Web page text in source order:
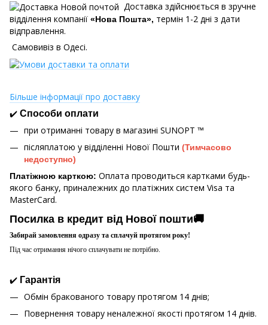
Доставка здійснюється в зручне
відділення компанії «Нова Пошта», термін 1-2 дні з дати
відправлення.
Самовивіз в Одесі.
Більше інформації про доставку
✔️ Способи оплати
при отриманні товару в магазині SUNOPT ™
післяплатою у відділенні Нової Пошти (Тимчасово
недоступно)
Платіжною карткою: Оплата проводиться картками будь-
якого банку, приналежних до платіжних систем Visa та
MasterCard.
Посилка в кредит від Нової пошти🚚
Забирай замовлення одразу та сплачуй протягом року!
Під час отримання нічого сплачувати не потрібно.
✔️ Гарантія
Обмін бракованого товару протягом 14 днів;
Повернення товару неналежної якості протягом 14 днів.